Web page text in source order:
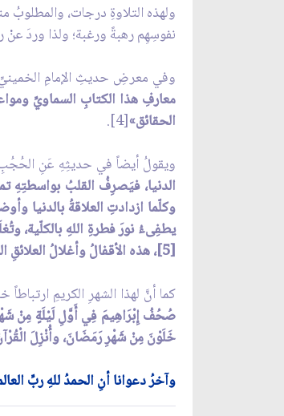
ولهذه التلاوةِ درجات، والمطلوبُ
نفوسِهِم رهبةً ورغبة؛ ولذا وردَ عنْ
وفي معرضِ حديثِ الإمامِ
معارفِ هذا الكتابِ السماويِّ
الحقائق»[4].
ويقولُ أيضاً في حديثِهِ عَنِ الحُجُبِ
الدنيا، فيَصرِفُ القلبُ بواسطتِهِ
وكلّما ازدادتِ العلاقةُ بالدنيا
يطفِى‏ءُ نورَ فطرةِ اللهِ بالكلّية،
[5]، هذه الأقفالُ وأغلالُ العلائقِ الدنيويَّة»
كما أنَّ لهذا الشهرِ الكريمِ
صُحُفُ إِبْرَاهِيمَ فِي أَوَّلِ لَيْلَةٍ مِنْ
خَلَوْنَ مِنْ شَهْرِ رَمَضَانَ، وأُنْزِلَ
وآخرُ دعوانا أنِ الحمدُ للهِ ربِّ